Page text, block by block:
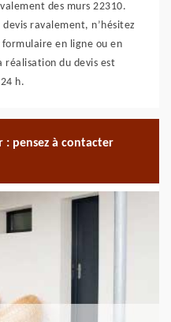
des murs 22310.
ravalement, n’hésitez
en ligne ou en
du devis est
h.
: pensez à contacter